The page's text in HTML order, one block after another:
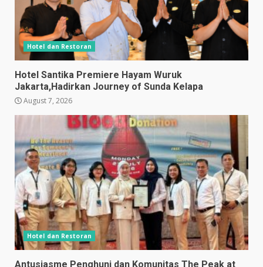
Hotel dan Restoran
Hotel Santika Premiere Hayam Wuruk
Jakarta,Hadirkan Journey of Sunda Kelapa
August 7, 2026
Hotel dan Restoran
Antusiasme Penghuni dan Komunitas The Peak at